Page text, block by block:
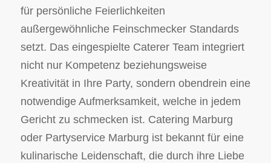
für persönliche Feierlichkeiten
außergewöhnliche Feinschmecker Standards
setzt. Das eingespielte Caterer Team integriert
nicht nur Kompetenz beziehungsweise
Kreativität in Ihre Party, sondern obendrein eine
notwendige Aufmerksamkeit, welche in jedem
Gericht zu schmecken ist. Catering Marburg
oder Partyservice Marburg ist bekannt für eine
kulinarische Leidenschaft, die durch ihre Liebe